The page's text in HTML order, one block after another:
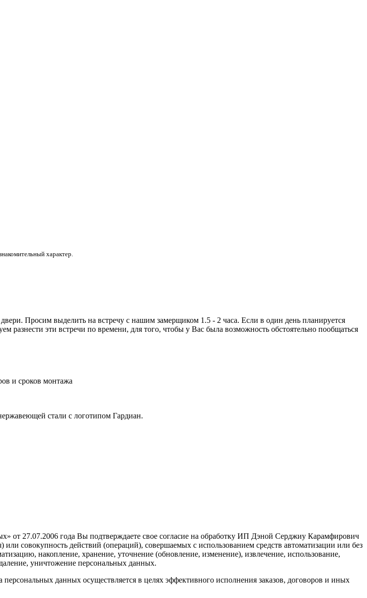
характер.
Просим выделить на встречу с нашим замерщиком 1.5 - 2 часа. Если в один день планируется
разнести эти встречи по времени, для того, чтобы у Вас была возможность обстоятельно пообщаться
и сроков монтажа
стали с логотипом Гардиан.
от 27.07.2006 года Вы подтверждаете свое согласие на обработку ИП Дэной Серджиу Карамфирович
совокупность действий (операций), совершаемых с использованием средств автоматизации или без
накопление, хранение, уточнение (обновление, изменение), извлечение, использование,
уничтожение персональных данных.
данных осуществляется в целях эффективного исполнения заказов, договоров и иных